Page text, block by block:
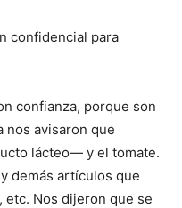
confidencial para
confianza, porque son
nos avisaron que
lácteo— y el tomate.
demás artículos que
etc. Nos dijeron que se